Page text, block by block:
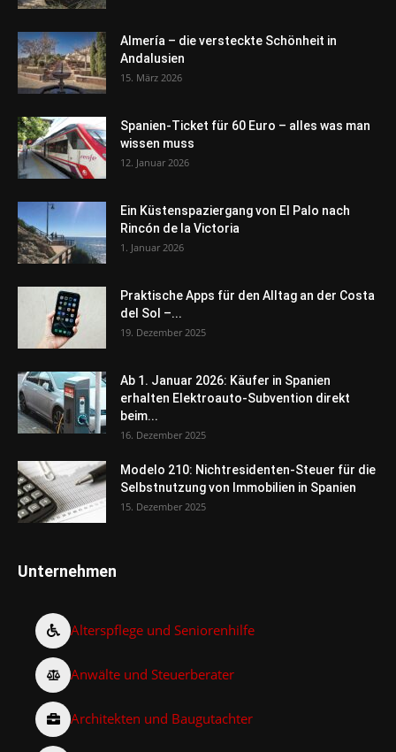
Almería – die versteckte Schönheit in
Andalusien
15. März 2026
Spanien-Ticket für 60 Euro – alles was man
wissen muss
12. Januar 2026
Ein Küstenspaziergang von El Palo nach
Rincón de la Victoria
1. Januar 2026
Praktische Apps für den Alltag an der Costa
del Sol –...
19. Dezember 2025
Ab 1. Januar 2026: Käufer in Spanien
erhalten Elektroauto-Subvention direkt
beim...
16. Dezember 2025
Modelo 210: Nichtresidenten-Steuer für die
Selbstnutzung von Immobilien in Spanien
15. Dezember 2025
Unternehmen
Alterspflege und Seniorenhilfe
Anwälte und Steuerberater
Architekten und Baugutachter